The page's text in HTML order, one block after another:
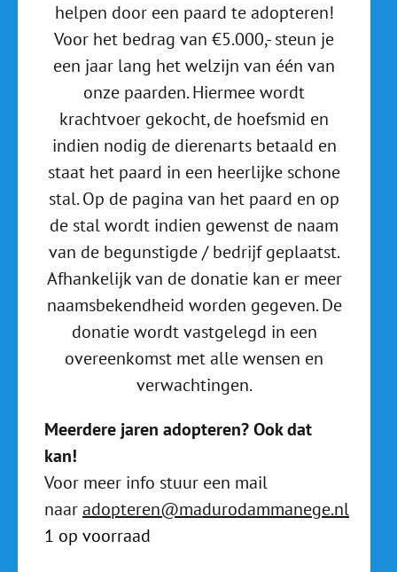
helpen door een paard te adopteren!
Voor het bedrag van €5.000,- steun je
een jaar lang het welzijn van één van
onze paarden. Hiermee wordt
krachtvoer gekocht, de hoefsmid en
indien nodig de dierenarts betaald en
staat het paard in een heerlijke schone
stal. Op de pagina van het paard en op
de stal wordt indien gewenst de naam
van de begunstigde / bedrijf geplaatst.
Afhankelijk van de donatie kan er meer
naamsbekendheid worden gegeven. De
donatie wordt vastgelegd in een
overeenkomst met alle wensen en
verwachtingen.
Meerdere jaren adopteren? Ook dat
kan!
Voor meer info stuur een mail
naaradopteren@madurodammanege.nl
1 op voorraad